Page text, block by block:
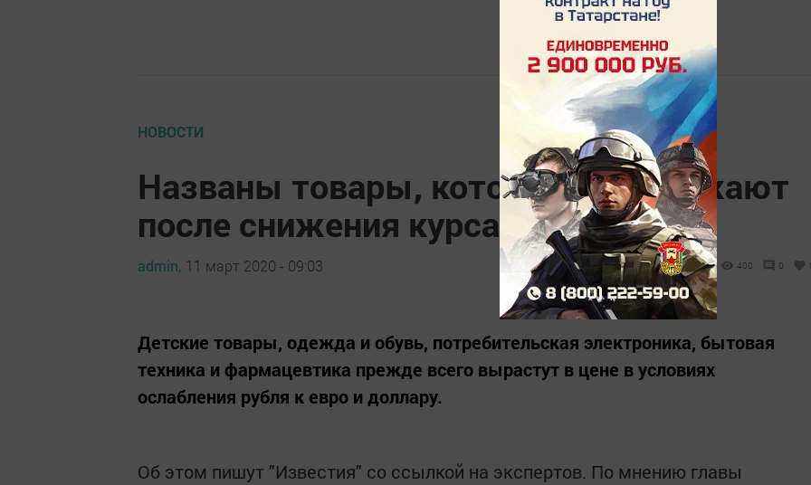
НОВОСТИ
Названы товары, которые подорожают
после снижения курса рубля
admin, 11 март 2020 - 09:03 400 0
Детские товары, одежда и обувь, потребительская электроника, бытовая
техника и фармацевтика прежде всего вырастут в цене в условиях
ослабления рубля к евро и доллару.
Об этом пишут "Известия" со ссылкой на экспертов. По мнению главы